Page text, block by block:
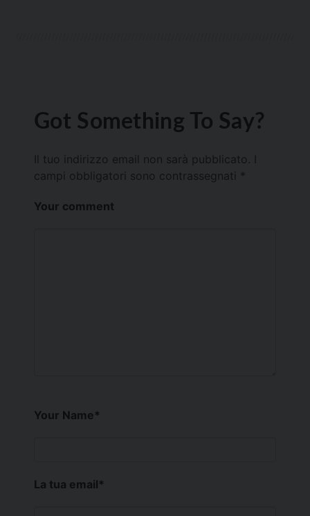
Got Something To Say?
Il tuo indirizzo email non sarà pubblicato.
campi obbligatori sono contrassegnati *
Your comment
Your Name*
La tua email*